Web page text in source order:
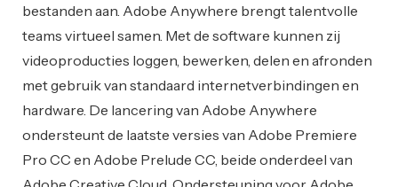
bestanden aan. Adobe Anywhere brengt talentvolle
teams virtueel samen. Met de software kunnen zij
videoproducties loggen, bewerken, delen en afronden
met gebruik van standaard internetverbindingen en
hardware. De lancering van Adobe Anywhere
ondersteunt de laatste versies van Adobe Premiere
Pro CC en Adobe Prelude CC, beide onderdeel van